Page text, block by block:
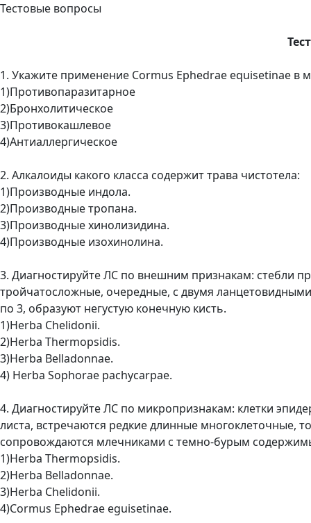
Тестовые вопросы
1. Укажите применение Cormus Ephedrae equisetinae в
1)Противопаразитарное
2)Бронхолитическое
3)Противокашлевое
4)Антиаллергическое
2. Алкалоиды какого класса содержит трава чистотела:
1)Производные индола.
2)Производные тропана.
3)Производные хинолизидина.
4)Производные изохинолина.
3. Диагностируйте ЛС по внешним признакам: стебли
тройчатосложные, очередные, с двумя
по 3, образуют негустую конечную кисть.
1)Herba Chelidonii.
2)Herba Thermopsidis.
3)Herba Belladonnae.
4) Herba Sophorae pachycarpae.
4. Диагностируйте ЛС по микропризнакам: клетки
листа, встречаются редкие длинные многоклеточные,
сопровождаются млечниками с темно-бурым
1)Herba Thermopsidis.
2)Herba Belladonnae.
3)Herba Chelidonii.
4)Cormus Ephedrae eguisetinae.